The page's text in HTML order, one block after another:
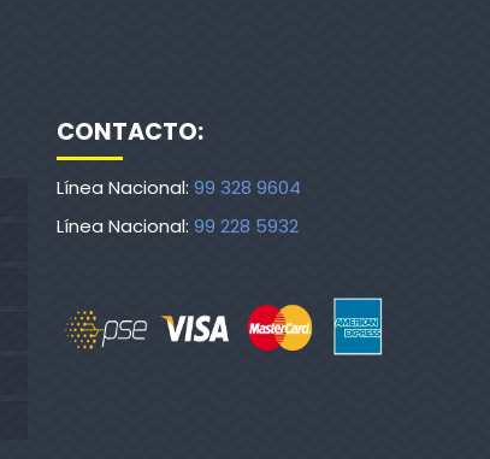
CONTACTO:
Línea Nacional: 99 328 9604
Línea Nacional: 99 228 5932